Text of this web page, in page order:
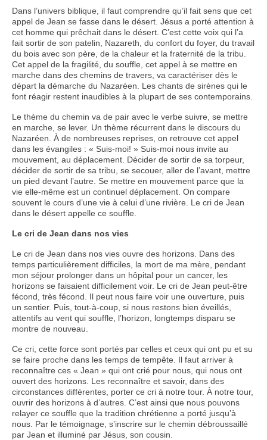
Dans l’univers biblique, il faut comprendre qu’il fait sens que cet
appel de Jean se fasse dans le désert. Jésus a porté attention à
cet homme qui prêchait dans le désert. C’est cette voix qui l’a
fait sortir de son patelin, Nazareth, du confort du foyer, du travail
du bois avec son père, de la chaleur et la fraternité de la tribu.
Cet appel de la fragilité, du souffle, cet appel à se mettre en
marche dans des chemins de travers, va caractériser dès le
départ la démarche du Nazaréen. Les chants de sirènes qui le
font réagir restent inaudibles à la plupart de ses contemporains.
Le thème du chemin va de pair avec le verbe suivre, se mettre
en marche, se lever. Un thème récurrent dans le discours du
Nazaréen. À de nombreuses reprises, on retrouve cet appel
dans les évangiles : « Suis-moi! » Suis-moi nous invite au
mouvement, au déplacement. Décider de sortir de sa torpeur,
décider de sortir de sa tribu, se secouer, aller de l’avant, mettre
un pied devant l’autre. Se mettre en mouvement parce que la
vie elle-même est un continuel déplacement. On compare
souvent le cours d’une vie à celui d’une rivière. Le cri de Jean
dans le désert appelle ce souffle.
Le cri de Jean dans nos vies
Le cri de Jean dans nos vies ouvre des horizons. Dans des
temps particulièrement difficiles, la mort de ma mère, pendant
mon séjour prolonger dans un hôpital pour un cancer, les
horizons se faisaient difficilement voir. Le cri de Jean peut-être
fécond, très fécond. Il peut nous faire voir une ouverture, puis
un sentier. Puis, tout-à-coup, si nous restons bien éveillés,
attentifs au vent qui souffle, l’horizon, longtemps disparu se
montre de nouveau.
Ce cri, cette force sont portés par celles et ceux qui ont pu et su
se faire proche dans les temps de tempête. Il faut arriver à
reconnaître ces « Jean » qui ont crié pour nous, qui nous ont
ouvert des horizons. Les reconnaître et savoir, dans des
circonstances différentes, porter ce cri à notre tour. À notre tour,
ouvrir des horizons à d’autres. C’est ainsi que nous pouvons
relayer ce souffle que la tradition chrétienne a porté jusqu’à
nous. Par le témoignage, s’inscrire sur le chemin débroussaillé
par Jean et illuminé par Jésus, son cousin.